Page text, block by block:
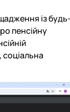
із
пенсійну